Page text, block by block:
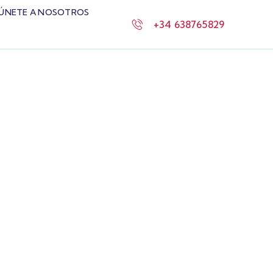
A NOSOTROS
+34 638765829